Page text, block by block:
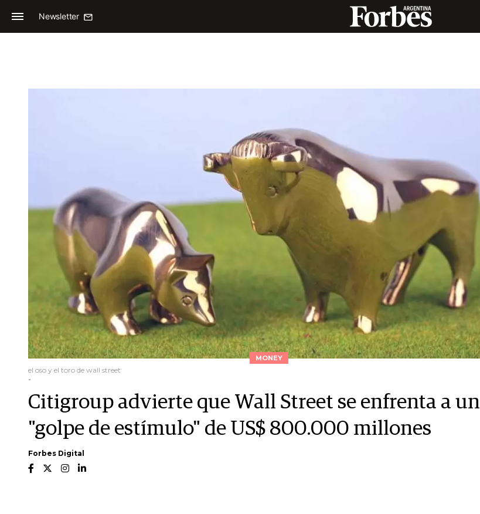
Newsletter
MONEY
el oso y el toro de wall street
-
Citigroup advierte que Wall Street se enfrenta a un
"golpe de estímulo" de US$ 800.000 millones
Forbes Digital